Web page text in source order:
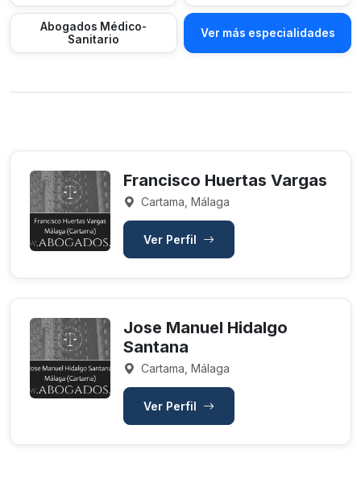
Abogados Médico-
Sanitario
Ver más especialidades
Francisco Huertas Vargas
Cartama, Málaga
Ver Perfil
Jose Manuel Hidalgo
Santana
Cartama, Málaga
Ver Perfil